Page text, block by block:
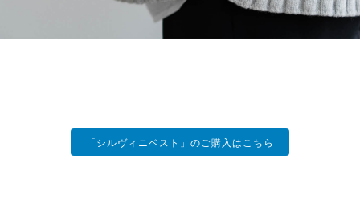
「シルヴィニベスト」のご購入はこちら